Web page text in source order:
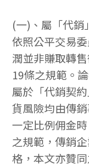
(一)、屬「代銷
依照公平交易
潤並非賺取轉
19條之規範。
屬於「代銷契
貨風險均由傳
一定比例佣金
之規範，傳銷
格，本文亦贊同